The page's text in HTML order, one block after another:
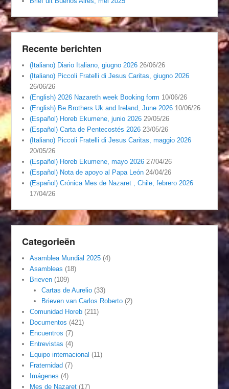
Recente berichten
(Italiano) Diario Italiano, giugno 2026 26/06/26
(Italiano) Piccoli Fratelli di Jesus Caritas, giugno 2026
26/06/26
(English) 2026 Nazareth week Booking form 10/06/26
(English) Be Brothers Uk and Ireland, June 2026 10/06/26
(Español) Horeb Ekumene, junio 2026 29/05/26
(Español) Carta de Pentecostés 2026 23/05/26
(Italiano) Piccoli Fratelli di Jesus Caritas, maggio 2026
20/05/26
(Español) Horeb Ekumene, mayo 2026 27/04/26
(Español) Nota de apoyo al Papa León 24/04/26
(Español) Crónica Mes de Nazaret , Chile, febrero 2026
17/04/26
Categorieën
Asamblea Mundial 2025 (4)
Asambleas (18)
Brieven (109)
Cartas de Aurelio(33)
Brieven van Carlos Roberto(2)
Comunidad Horeb (211)
Documentos (421)
Encuentros (7)
Entrevistas (4)
Equipo internacional (11)
Fraternidad (7)
Imágenes (4)
Mes de Nazaret (17)